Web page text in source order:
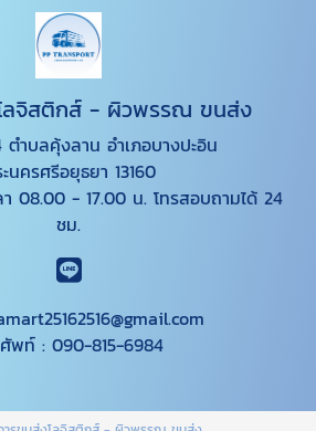
ลจิสติกส์ - ผิวพรรณ ขนส่ง
ำบลคุ้งลาน อำเภอบางปะอิน
นครศรีอยุธยา 13160
08.00 - 17.00 น. โทรสอบถามได้ 24
ชม.
พท์ : 090-815-6984